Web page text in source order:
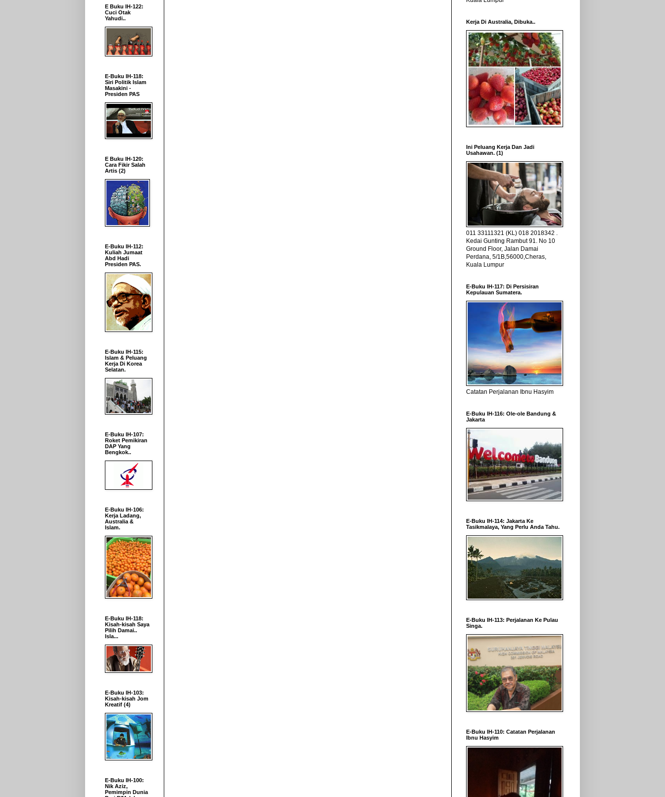
E Buku IH-122:
Cuci Otak
Yahudi..
E-Buku IH-118:
Siri Politik Islam
Masakini -
Presiden PAS
E Buku IH-120:
Cara Fikir Salah
Artis (2)
E-Buku IH-112:
Kuliah Jumaat
Abd Hadi
Presiden PAS.
E-Buku IH-115:
Islam & Peluang
Kerja Di Korea
Selatan.
E-Buku IH-107:
Roket Pemikiran
DAP Yang
Bengkok..
E-Buku IH-106:
Kerja Ladang,
Australia &
Islam.
E-Buku IH-118:
Kisah-kisah Saya
Pilih Damai..
Isla...
E-Buku IH-103:
Kisah-kisah Jom
Kreatif (4)
E-Buku IH-100:
Nik Aziz,
Pemimpin Dunia
Kerja Di Australia, Dibuka..
Ini Peluang Kerja Dan Jadi
Usahawan. (1)
011 33111321 (KL) 018 2018342 .
Kedai Gunting Rambut 91. No 10
Ground Floor, Jalan Damai
Perdana, 5/1B,56000,Cheras,
Kuala Lumpur
E-Buku IH-117: Di Persisiran
Kepulauan Sumatera.
Catatan Perjalanan Ibnu Hasyim
E-Buku IH-116: Ole-ole Bandung &
Jakarta
E-Buku IH-114: Jakarta Ke
Tasikmalaya, Yang Perlu Anda Tahu.
E-Buku IH-113: Perjalanan Ke Pulau
Singa.
E-Buku IH-110: Catatan Perjalanan
Ibnu Hasyim